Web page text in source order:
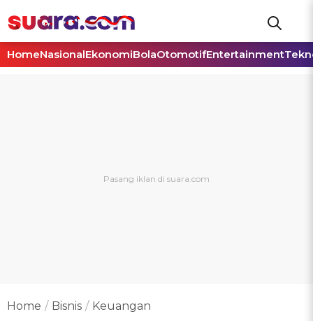
HomeNasionalEkonomiBolaOtomotifEntertainment
Home Bisnis Keuangan